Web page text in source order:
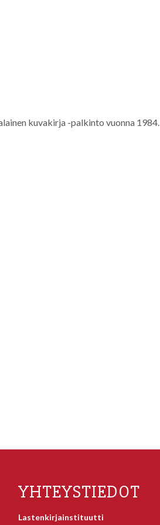
kuvakirja -palkinto vuonna 1984.
YHTEYSTIEDOT
Lastenkirjainstituutti